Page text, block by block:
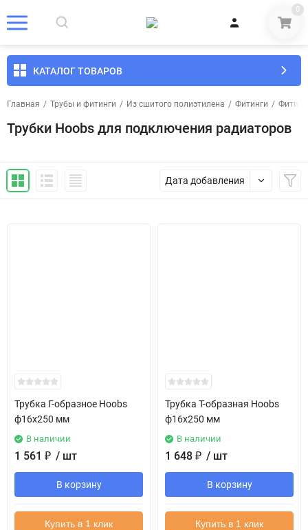
0
КАТАЛОГ ТОВАРОВ
Главная / Трубы и фитинги / Из сшитого полиэтилена / Фитинги /
Трубки Hoobs для подключения радиаторов
Дата добавления
Трубка Г-образное Hoobs
ф16х250 мм
В наличии
1 561 ₽ / шт
В корзину
Купить в 1 клик
Трубка Т-образная Hoobs
ф16х250 мм
В наличии
1 648 ₽ / шт
В корзину
Купить в 1 клик